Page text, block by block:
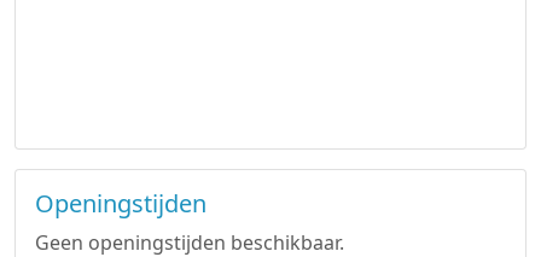
Openingstijden
Geen openingstijden beschikbaar.